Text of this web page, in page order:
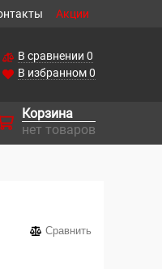
Акции
В сравнении 0
В избранном0
Корзина
нет товаров
Сравнить